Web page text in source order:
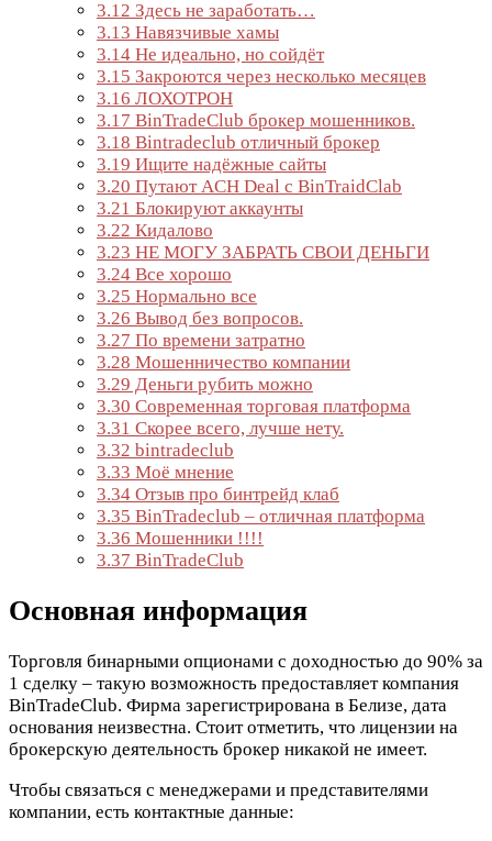
3.12 Здесь не заработать…
3.13 Навязчивые хамы
3.14 Не идеально, но сойдёт
3.15 Закроются через несколько месяцев
3.16 ЛОХОТРОН
3.17 BinTradeClub брокер мошенников.
3.18 Bintradeclub отличный брокер
3.19 Ищите надёжные сайты
3.20 Путают ACH Deal c BinTraidClab
3.21 Блокируют аккаунты
3.22 Кидалово
3.23 НЕ МОГУ ЗАБРАТЬ СВОИ ДЕНЬГИ
3.24 Все хорошо
3.25 Нормально все
3.26 Вывод без вопросов.
3.27 По времени затратно
3.28 Мошенничество компании
3.29 Деньги рубить можно
3.30 Современная торговая платформа
3.31 Скорее всего, лучше нету.
3.32 bintradeclub
3.33 Моё мнение
3.34 Отзыв про бинтрейд клаб
3.35 BinTradeclub – отличная платформа
3.36 Мошенники !!!!
3.37 BinTradeClub
Основная информация
Торговля бинарными опционами с доходностью до 90% за
1 сделку – такую возможность предоставляет компания
BinTradeClub. Фирма зарегистрирована в Белизе, дата
основания неизвестна. Стоит отметить, что лицензии на
брокерскую деятельность брокер никакой не имеет.
Чтобы связаться с менеджерами и представителями
компании, есть контактные данные: